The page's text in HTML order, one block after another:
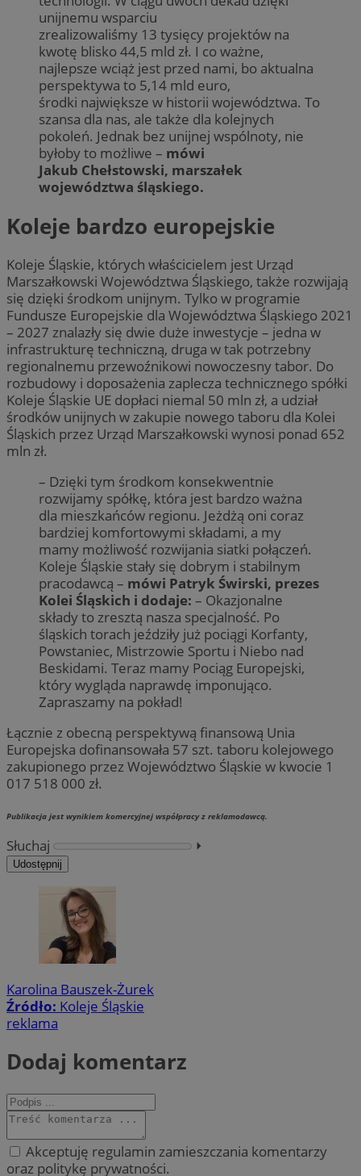
unijnemu wsparciu
zrealizowaliśmy 13 tysięcy projektów na
kwotę blisko 44,5 mld zł. I co ważne,
najlepsze wciąż jest przed nami, bo aktualna
perspektywa to 5,14 mld euro,
środki największe w historii województwa. To
szansa dla nas, ale także dla kolejnych
pokoleń. Jednak bez unijnej wspólnoty, nie
byłoby to możliwe – mówi
Jakub Chełstowski, marszałek
województwa śląskiego.
Koleje bardzo europejskie
Koleje Śląskie, których właścicielem jest Urząd
Marszałkowski Województwa Śląskiego, także rozwijają
się dzięki środkom unijnym. Tylko w programie
Fundusze Europejskie dla Województwa Śląskiego 2021
– 2027 znalazły się dwie duże inwestycje – jedna w
infrastrukturę techniczną, druga w tak potrzebny
regionalnemu przewoźnikowi nowoczesny tabor. Do
rozbudowy i doposażenia zaplecza technicznego spółki
Koleje Śląskie UE dopłaci niemal 50 mln zł, a udział
środków unijnych w zakupie nowego taboru dla Kolei
Śląskich przez Urząd Marszałkowski wynosi ponad 652
mln zł.
– Dzięki tym środkom konsekwentnie
rozwijamy spółkę, która jest bardzo ważna
dla mieszkańców regionu. Jeżdżą oni coraz
bardziej komfortowymi składami, a my
mamy możliwość rozwijania siatki połączeń.
Koleje Śląskie stały się dobrym i stabilnym
pracodawcą – mówi Patryk Świrski, prezes
Kolei Śląskich i dodaje: – Okazjonalne
składy to zresztą nasza specjalność. Po
śląskich torach jeździły już pociągi Korfanty,
Powstaniec, Mistrzowie Sportu i Niebo nad
Beskidami. Teraz mamy Pociąg Europejski,
który wygląda naprawdę imponująco.
Zapraszamy na pokład!
Łącznie z obecną perspektywą finansową Unia
Europejska dofinansowała 57 szt. taboru kolejowego
zakupionego przez Województwo Śląskie w kwocie 1
017 518 000 zł.
Publikacja jest wynikiem komercyjnej współpracy z reklamodawcą.
Słuchaj ⏵︎
Udostępnij
Karolina Bauszek-Żurek
Źródło: Koleje Śląskie
reklama
Dodaj komentarz
Akceptuję regulamin zamieszczania komentarzy
oraz politykę prywatności.